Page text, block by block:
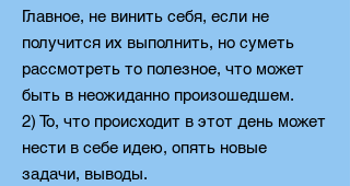
Главное, не винить себя, если не
получится их выполнить, но суметь
рассмотреть то полезное, что может
быть в неожиданно произошедшем.
2) То, что происходит в этот день может
нести в себе идею, опять новые
задачи, выводы.